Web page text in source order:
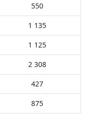
550
1 135
1 125
2 308
427
875